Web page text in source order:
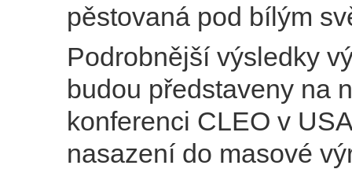
pěstovaná pod bílým
Podrobnější výsledky
budou představeny na
konferenci CLEO v
nasazení do masové